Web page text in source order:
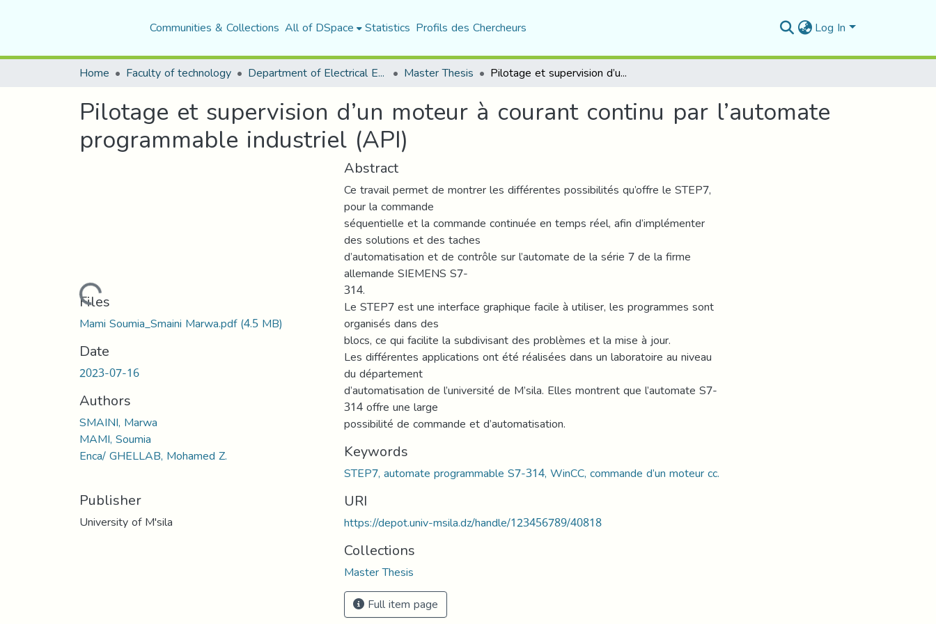
Communities & Collections All of DSpace Statistics Profils des Chercheurs Log In
Home Faculty of technology Department of Electrical Engineering Master Thesis Pilotage et supervision d’un moteur à courant continu par l’automate programmable industriel (API)
Pilotage et supervision d’un moteur à courant continu par l’automate
programmable industriel (API)
Loading...
Files
Mami Soumia_Smaini Marwa.pdf(4.5 MB)
Date
2023-07-16
Authors
SMAINI, Marwa
MAMI, Soumia
Enca/ GHELLAB, Mohamed Z.
Publisher
University of M'sila
Abstract
Ce travail permet de montrer les différentes possibilités qu’offre le STEP7,
pour la commande
séquentielle et la commande continuée en temps réel, afin d’implémenter
des solutions et des taches
d’automatisation et de contrôle sur l’automate de la série 7 de la firme
allemande SIEMENS S7-
314.
Le STEP7 est une interface graphique facile à utiliser, les programmes sont
organisés dans des
blocs, ce qui facilite la subdivisant des problèmes et la mise à jour.
Les différentes applications ont été réalisées dans un laboratoire au niveau
du département
d’automatisation de l’université de M’sila. Elles montrent que l’automate S7-
314 offre une large
possibilité de commande et d’automatisation.
Keywords
STEP7, automate programmable S7-314, WinCC, commande d’un moteur cc.
URI
https://depot.univ-msila.dz/handle/123456789/40818
Collections
Master Thesis
Full item page